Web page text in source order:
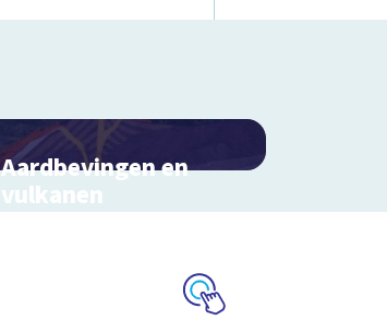
Aardbevingen en
vulkanen
Hoe ontstaan aardbevingen,